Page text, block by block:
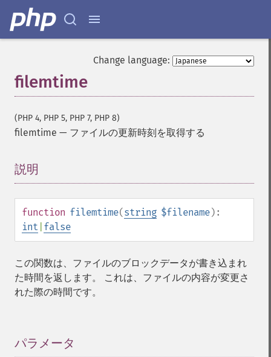
Change language:
filemtime
(PHP 4, PHP 5, PHP 7, PHP 8)
filemtime — ファイルの更新時刻を取得する
説明
function filemtime(string $filename):
int false
この関数は、ファイルのブロックデータが書き込まれ
た時間を返します。 これは、ファイルの内容が変更さ
れた際の時間です。
パラメータ